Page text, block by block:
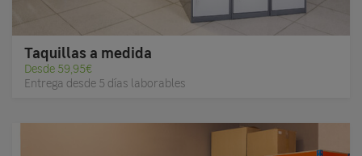
Taquillas a medida
Desde 59,95€
Entrega desde 5 días laborables